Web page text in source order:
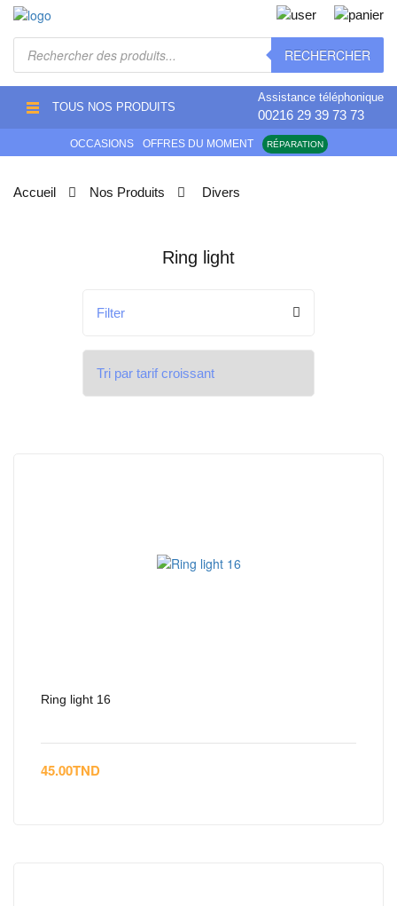
Recherche
RECHERCHER
TOUS NOS PRODUITS
Assistance téléphonique
00216 29 39 73 73
OCCASIONS OFFRES DU MOMENT RÉPARATION
Accueil Nos Produits Divers
Ring light
Filter
Ring light 16
45.00TND